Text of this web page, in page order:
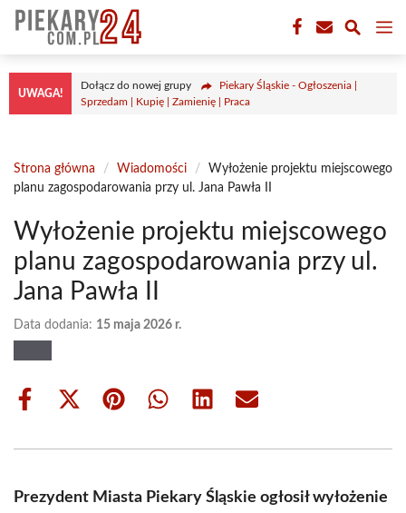
Przejdź
treści
UWAGA!
Dołącz do nowej grupy
Piekary Śląskie - Ogłoszenia |
Sprzedam | Kupię | Zamienię | Praca
Strona główna / Wiadomości /
Wyłożenie projektu miejscowego
planu zagospodarowania przy ul. Jana Pawła II
Wyłożenie projektu miejscowego
planu zagospodarowania przy ul.
Jana Pawła II
Data dodania: 15 maja 2026 r.
Share
Share
(Twitter)
Share Share Share Share
Prezydent Miasta Piekary Śląskie ogłosił wyłożenie